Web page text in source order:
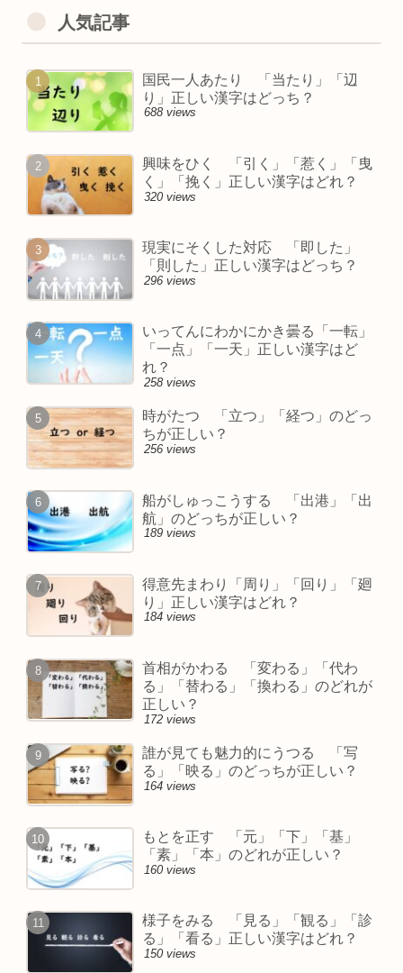
人気記事
国民一人あたり 「当たり」「辺
り」正しい漢字はどっち？
688 views
興味をひく 「引く」「惹く」「曳
く」「挽く」正しい漢字はどれ？
320 views
現実にそくした対応 「即した」
「則した」正しい漢字はどっち？
296 views
いってんにわかにかき曇る「一転」
「一点」「一天」正しい漢字はど
れ？
258 views
時がたつ 「立つ」「経つ」のどっ
ちが正しい？
256 views
船がしゅっこうする 「出港」「出
航」のどっちが正しい？
189 views
得意先まわり「周り」「回り」「廻
り」正しい漢字はどれ？
184 views
首相がかわる 「変わる」「代わ
る」「替わる」「換わる」のどれが
正しい？
172 views
誰が見ても魅力的にうつる 「写
る」「映る」のどっちが正しい？
164 views
もとを正す 「元」「下」「基」
「素」「本」のどれが正しい？
160 views
様子をみる 「見る」「観る」「診
る」「看る」正しい漢字はどれ？
150 views